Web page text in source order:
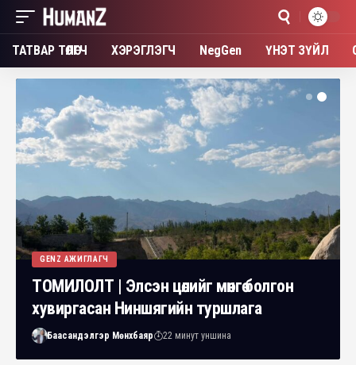
ТАТВАР ТӨЛӨГЧ ХЭРЭГЛЭГЧ NegGen ҮНЭТ ЗҮЙЛ
GENZ АЖИГЛАГЧ
ТОМИЛОЛТ | Элсэн цөлийг мөнгө болгон
хувиргасан Ниншягийн туршлага
Баасандэлгэр Мөнхбаяр 22 минут уншина